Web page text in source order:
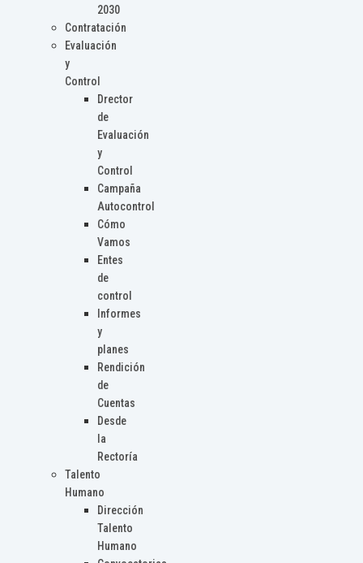
2030
Contratación
Evaluación
y
Control
Drector
de
Evaluación
y
Control
Campaña
Autocontrol
Cómo
Vamos
Entes
de
control
Informes
y
planes
Rendición
de
Cuentas
Desde
la
Rectoría
Talento
Humano
Dirección
Talento
Humano